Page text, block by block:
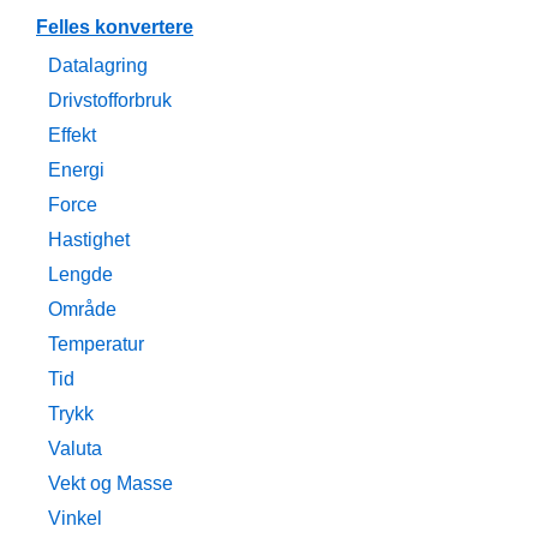
Felles konvertere
Datalagring
Drivstofforbruk
Effekt
Energi
Force
Hastighet
Lengde
Område
Temperatur
Tid
Trykk
Valuta
Vekt og Masse
Vinkel